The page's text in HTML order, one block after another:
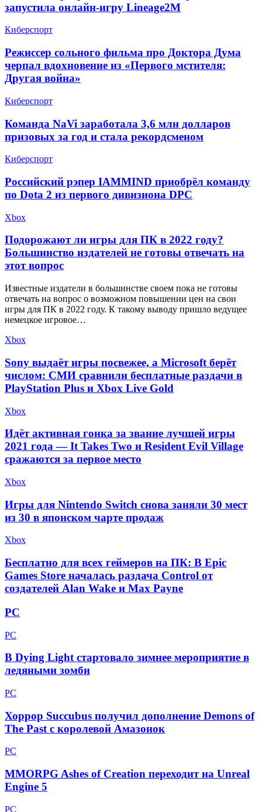
запустила онлайн-игру Lineage2M
Киберспорт
Режиссер сольного фильма про Доктора Дума
черпал вдохновение из «Первого мстителя:
Другая война»
Киберспорт
Команда NaVi заработала 3,6 млн долларов
призовых за год и стала рекордсменом
Киберспорт
​Российский рэпер IAMMIND приобрёл команду
по Dota 2 из первого дивизиона DPC
Xbox
Подорожают ли игры для ПК в 2022 году?
Большинство издателей не готовы отвечать на
этот вопрос
Известные издатели в большинстве своем пока не готовы
отвечать на вопрос о возможном повышении цен на свои
игры для ПК в 2022 году. К такому выводу пришло ведущее
немецкое игровое…
Xbox
Sony выдаёт игры посвежее, а Microsoft берёт
числом: СМИ сравнили бесплатные раздачи в
PlayStation Plus и Xbox Live Gold
Xbox
Идёт активная гонка за звание лучшей игры
2021 года — It Takes Two и Resident Evil Village
сражаются за первое место
Xbox
Игры для Nintendo Switch снова заняли 30 мест
из 30 в японском чарте продаж
Xbox
Бесплатно для всех геймеров на ПК: В Epic
Games Store началась раздача Control от
создателей Alan Wake и Max Payne
PC
PC
В Dying Light стартовало зимнее мероприятие в
ледяными зомби
PC
Хоррор Succubus получил дополнение Demons of
The Past с королевой Амазонок
PC
MMORPG Ashes of Creation переходит на Unreal
Engine 5
PC